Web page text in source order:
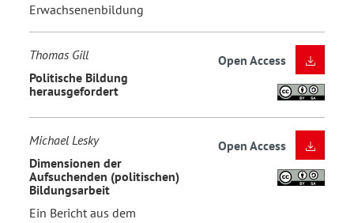
Erwachsenenbildung
Thomas Gill
Politische Bildung
herausgefordert
Open Access
Michael Lesky
Dimensionen der
Aufsuchenden (politischen)
Bildungsarbeit
Ein Bericht aus dem
Open Access